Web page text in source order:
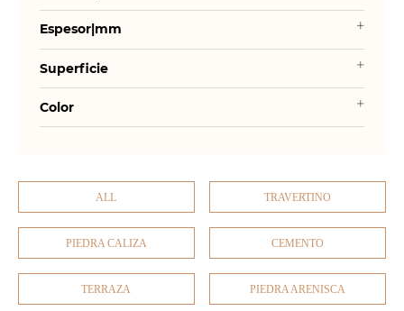
Espesor|mm
Superficie
Color
ALL TRAVERTINO
PIEDRA CALIZA CEMENTO
TERRAZA PIEDRA ARENISCA